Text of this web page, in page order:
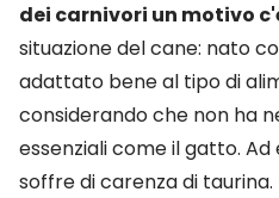
dei carnivori un motivo
situazione del cane: nato
adattato bene al tipo di
considerando che non ha
essenziali come il gatto.
soffre di carenza di